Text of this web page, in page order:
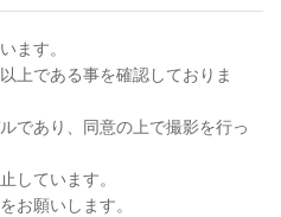
ます。
上である事を確認しておりま
であり、同意の上で撮影を行っ
しています。
お願いします。